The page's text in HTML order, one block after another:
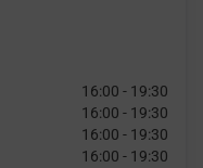
16:00 - 19:30
16:00 - 19:30
16:00 - 19:30
16:00 - 19:30